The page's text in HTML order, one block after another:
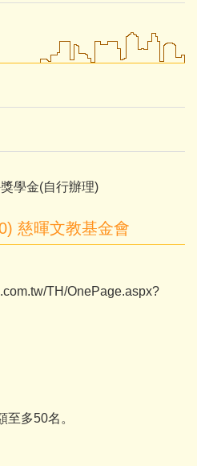
學金(自行辦理)
慈暉文教基金會
TH/OnePage.aspx?
多50名。